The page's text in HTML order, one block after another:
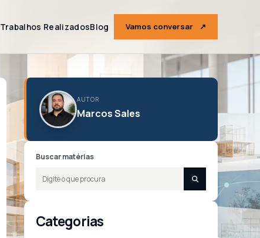
Trabalhos RealizadosBlog Vamos conversar ↗
AUTOR
Marcos Sales
Buscar matérias
Categorias